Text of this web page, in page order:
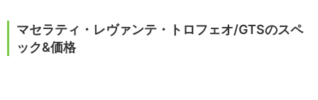
マセラティ・レヴァンテ・トロフェオ/GTSのスペ
ック&価格